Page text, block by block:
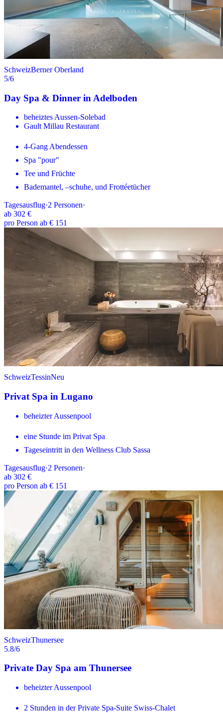
SchweizBerner Oberland
5/6
Day Spa & Dinner in Adelboden
beheiztes Aussen-Solebad
Gault Millau Restaurant
4-Gang Abendessen
Spa "pour"
Tee und Früchte
Bademantel, –schuhe, und Frottéetücher
Tagesausflug·2 Personen·
ab 302 €
pro Person ab € 151
SchweizTessinNeu
Privat Spa in Lugano
beheizter Aussenpool
eine Stunde im Privat Spa
Tageseintritt in den Wellness Club Sassa
Tagesausflug·2 Personen·
ab 302 €
pro Person ab € 151
SchweizThunersee
5.8/6
Private Day Spa am Thunersee
beheizter Aussenpool
2 Stunden in der Private Spa-Suite Swiss-Chalet